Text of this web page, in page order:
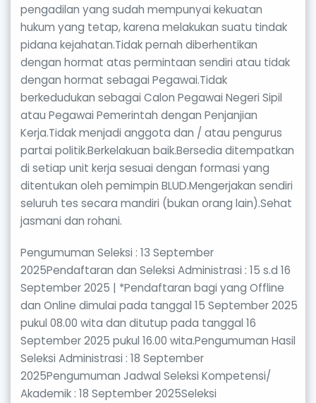
pengadilan yang sudah mempunyai kekuatan
hukum yang tetap, karena melakukan suatu tindak
pidana kejahatan.Tidak pernah diberhentikan
dengan hormat atas permintaan sendiri atau tidak
dengan hormat sebagai Pegawai.Tidak
berkedudukan sebagai Calon Pegawai Negeri Sipil
atau Pegawai Pemerintah dengan Penjanjian
Kerja.Tidak menjadi anggota dan / atau pengurus
partai politik.Berkelakuan baik.Bersedia ditempatkan
di setiap unit kerja sesuai dengan formasi yang
ditentukan oleh pemimpin BLUD.Mengerjakan sendiri
seluruh tes secara mandiri (bukan orang lain).Sehat
jasmani dan rohani.
Pengumuman Seleksi : 13 September
2025Pendaftaran dan Seleksi Administrasi : 15 s.d 16
September 2025 | *Pendaftaran bagi yang Offline
dan Online dimulai pada tanggal 15 September 2025
pukul 08.00 wita dan ditutup pada tanggal 16
September 2025 pukul 16.00 wita.Pengumuman Hasil
Seleksi Administrasi : 18 September
2025Pengumuman Jadwal Seleksi Kompetensi/
Akademik : 18 September 2025Seleksi